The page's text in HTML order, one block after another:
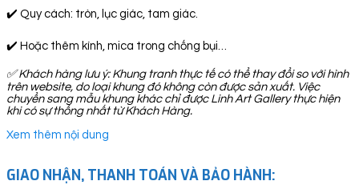
✔️ Quy cách: tròn, lục giác, tam giác.
✔️ Hoặc thêm kính, mica trong chống bụi…
✅Khách hàng lưu ý: Khung tranh thực tế có thể thay đổi so với hình
trên website, do loại khung đó không còn được sản xuất. Việc
chuyển sang mẫu khung khác chỉ được Linh Art Gallery thực hiện
khi có sự thống nhất từ Khách Hàng.
Xem thêm nội dung
GIAO NHẬN, THANH TOÁN VÀ BẢO HÀNH: